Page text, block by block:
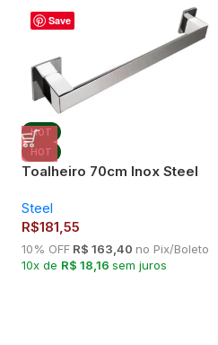
Save
HOT
HOT
Toalheiro 70cm Inox Steel
Steel
R$181,55
10% OFF R$ 163,40 no Pix/Boleto
10x de R$ 18,16 sem juros